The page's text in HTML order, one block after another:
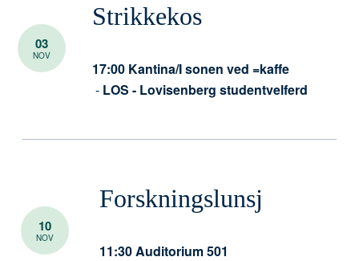
03
NOV
Strikkekos
17:00 Kantina/I sonen ved =kaffe
- LOS - Lovisenberg studentvelferd
10
NOV
Forskningslunsj
11:30Auditorium 501